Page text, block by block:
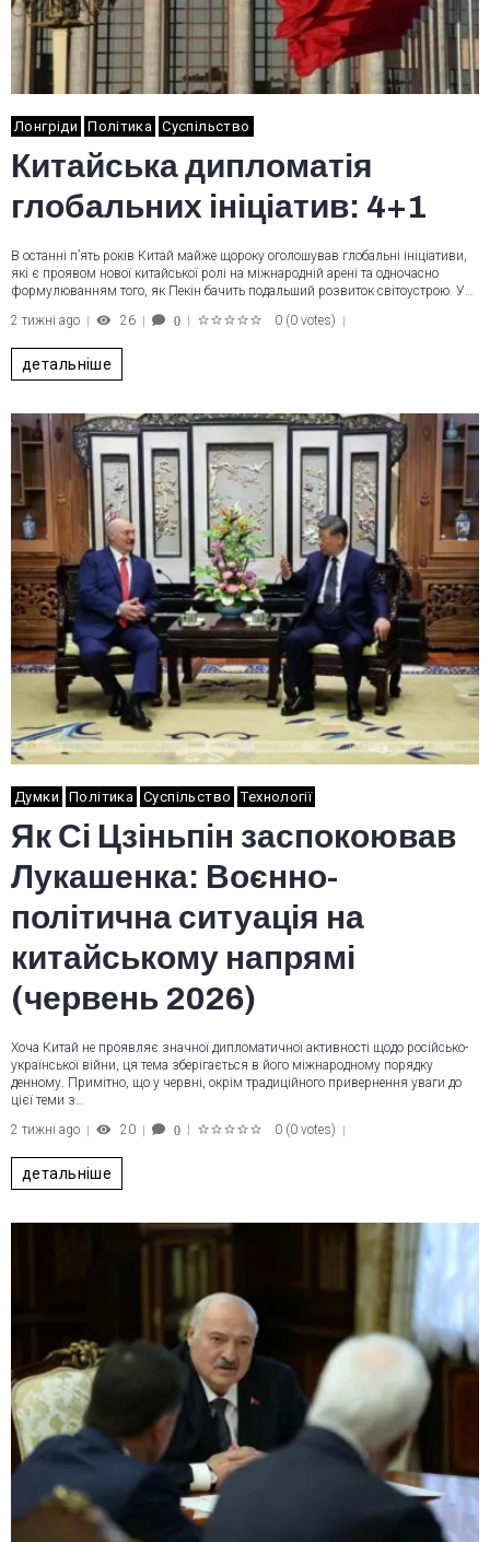
Лонгріди Політика Суспільство
Китайська дипломатія
глобальних ініціатив: 4+1
В останні п’ять років Китай майже щороку оголошував глобальні ініціативи,
які є проявом нової китайської ролі на міжнародній арені та одночасно
формулюванням того, як Пекін бачить подальший розвиток світоустрою. У…
2 тижні ago
26 0 0 (0 votes)
детальніше
Думки Політика Суспільство Технології
Як Сі Цзіньпін заспокоював
Лукашенка: Воєнно-
політична ситуація на
китайському напрямі
(червень 2026)
Хоча Китай не проявляє значної дипломатичної активності щодо російсько-
української війни, ця тема зберігається в його міжнародному порядку
денному. Примітно, що у червні, окрім традиційного привернення уваги до
цієї теми з…
2 тижні ago
20 0 0 (0 votes)
детальніше